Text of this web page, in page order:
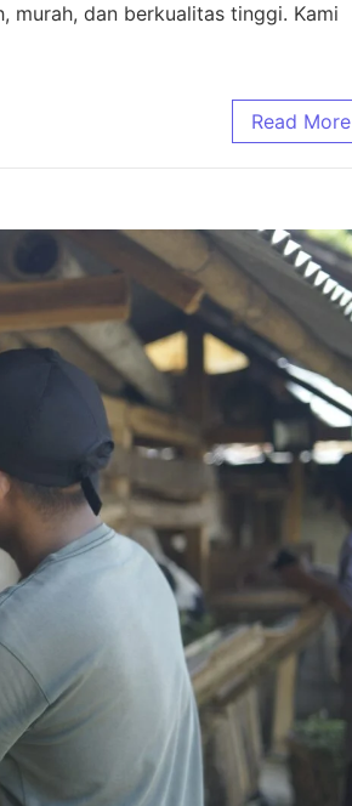
murah, dan berkualitas tinggi. Kami
Read More